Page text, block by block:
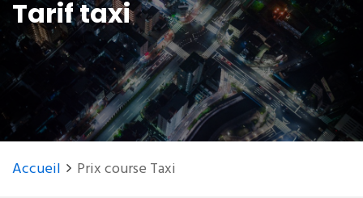
Tarif taxi
Accueil Prix course Taxi